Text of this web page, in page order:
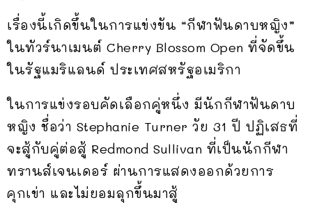
เรื่องนี้เกิดขึ้นในการแข่งขัน “กีฬาฟันดาบหญิง”
ในทัวร์นาเมนต์ Cherry Blossom Open ที่จัดขึ้น
ในรัฐแมริแลนด์ ประเทศสหรัฐอเมริกา
ในการแข่งรอบคัดเลือกคู่หนึ่ง มีนักกีฬาฟันดาบ
หญิง ชื่อว่า Stephanie Turner วัย 31 ปี ปฏิเสธที่
จะสู้กับคู่ต่อสู้ Redmond Sullivan ที่เป็นนักกีฬา
ทรานส์เจนเดอร์ ผ่านการแสดงออกด้วยการ
คุกเข่า และไม่ยอมลุกขึ้นมาสู้